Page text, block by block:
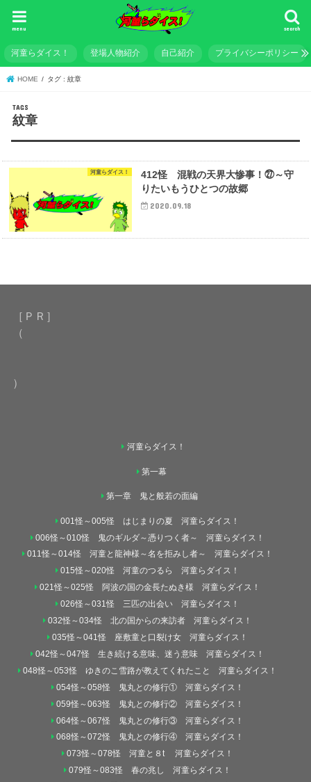
search
menu
河童らダイス！ 登場人物紹介 自己紹介 プライバシーポリシー
HOME タグ : 紋章
紋章
河童らダイス！
412怪 混戦の天界大惨事！㉗～守
りたいもうひとつの故郷
2020.09.18
［ＰＲ］
（
）
河童らダイス！
第一幕
第一章 鬼と般若の面編
001怪～005怪 はじまりの夏 河童らダイス！
006怪～010怪 鬼のギルダ～憑りつく者～ 河童らダイス！
011怪～014怪 河童と龍神様～名を拒みし者～ 河童らダイス！
015怪～020怪 河童のつるら 河童らダイス！
021怪～025怪 阿波の国の金長たぬき様 河童らダイス！
026怪～031怪 三匹の出会い 河童らダイス！
032怪～034怪 北の国からの来訪者 河童らダイス！
035怪～041怪 座敷童と口裂け女 河童らダイス！
042怪～047怪 生き続ける意味、迷う意味 河童らダイス！
048怪～053怪 ゆきのこ雪路が教えてくれたこと 河童らダイス！
054怪～058怪 鬼丸との修行① 河童らダイス！
059怪～063怪 鬼丸との修行② 河童らダイス！
064怪～067怪 鬼丸との修行③ 河童らダイス！
068怪～072怪 鬼丸との修行④ 河童らダイス！
073怪～078怪 河童と８t 河童らダイス！
079怪～083怪 春の兆し 河童らダイス！